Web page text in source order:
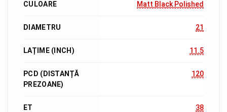
CULOARE Matt Black Polished
DIAMETRU 21
LAȚIME (INCH) 11.5
PCD (DISTANȚĂ
PREZOANE)
120
ET 38